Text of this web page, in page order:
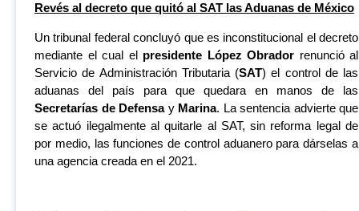
Revés al decreto que quitó al SAT las Aduanas de México
Un tribunal federal concluyó que es inconstitucional el decreto
mediante el cual el presidente López Obrador renunció al
Servicio de Administración Tributaria (SAT) el control de las
aduanas del país para que quedara en manos de las
Secretarías de Defensay Marina. La sentencia advierte que
se actuó ilegalmente al quitarle al SAT, sin reforma legal de
por medio, las funciones de control aduanero para dárselas a
una agencia creada en el 2021.